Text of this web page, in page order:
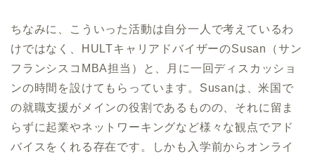
ちなみに、こういった活動は自分一人で考えているわ
けではなく、HULTキャリアドバイザーのSusan（サン
フランシスコMBA担当）と、月に一回ディスカッショ
ンの時間を設けてもらっています。Susanは、米国で
の就職支援がメインの役割であるものの、それに留ま
らずに起業やネットワーキングなど様々な観点でアド
バイスをくれる存在です。しかも入学前からオンライ